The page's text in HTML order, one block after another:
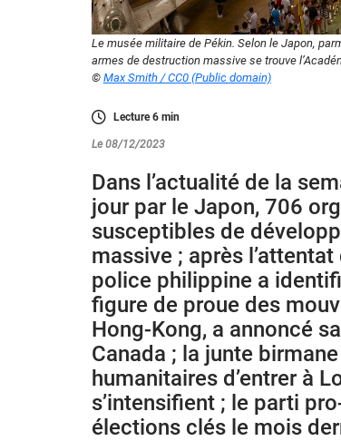
Le musée militaire de Pékin. Selon le Japon,
armes de destruction massive se trouve
© Max Smith / CC0 (Public domain)
Lecture6min
Le 08/12/2023
Dans l’actualité de la
jour par le Japon, 706
susceptibles de
massive ; après
police philippine a
figure de proue des
Hong-Kong, a annoncé
Canada ; la junte
humanitaires d’entrer à
s’intensifient ; le parti
élections clés le mois